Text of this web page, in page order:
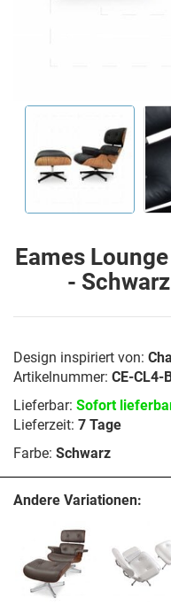
Eames
-
Design inspiriert von:
Artikelnummer: CE-CL4-
Lieferbar: Sofort
Lieferzeit: 7 Tage
Farbe: Schwarz
Andere Variationen: